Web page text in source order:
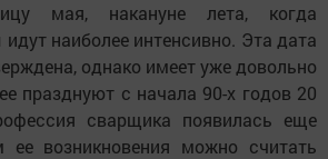
мая, накануне лета, когда
наиболее интенсивно. Эта дата
однако имеет уже довольно
празднуют с начала 90-х годов 20
сварщика появилась еще
ее возникновения можно считать